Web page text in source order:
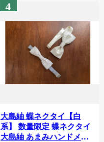
4
大島紬 蝶ネクタイ【白
系】 数量限定 蝶ネクタイ
大島紬 あまみハンドメイ